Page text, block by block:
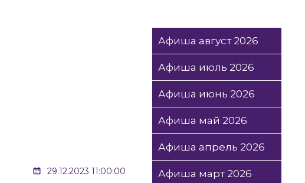
29.12.2023 11:00:00
Афиша август 2026
Афиша июль 2026
Афиша июнь 2026
Афиша май 2026
Афиша апрель 2026
Афиша март 2026